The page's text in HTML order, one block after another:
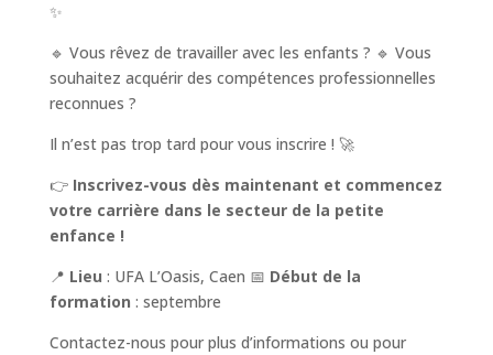
✨
🔹 Vous rêvez de travailler avec les enfants ? 🔹 Vous
souhaitez acquérir des compétences professionnelles
reconnues ?
Il n’est pas trop tard pour vous inscrire ! 🚀
👉 Inscrivez-vous dès maintenant et commencez
votre carrière dans le secteur de la petite
enfance !
📍 Lieu : UFA L’Oasis, Caen 📅 Début de la
formation : septembre
Contactez-nous pour plus d’informations ou pour